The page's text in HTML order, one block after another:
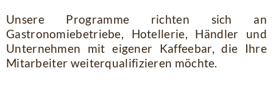
Unsere Programme richten sich an
Gastronomiebetriebe, Hotellerie, Händler und
Unternehmen mit eigener Kaffeebar, die Ihre
Mitarbeiter weiterqualifizieren möchte.